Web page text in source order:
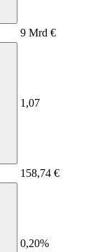
9 Mrd €
1,07
158,74 €
0,20%